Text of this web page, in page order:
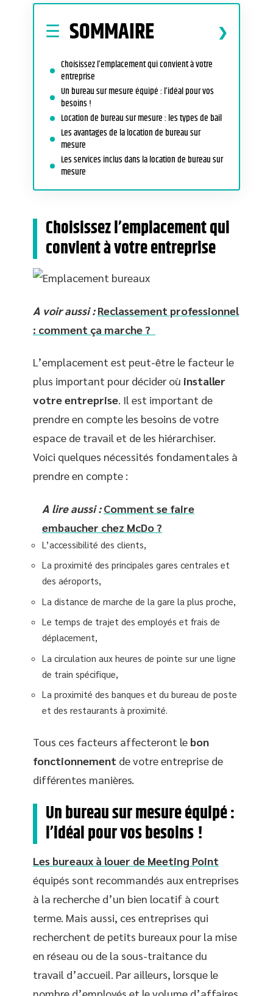
SOMMAIRE
Choisissez l’emplacement qui convient à votre
entreprise
Un bureau sur mesure équipé : l’idéal pour vos
besoins !
Location de bureau sur mesure : les types de bail
Les avantages de la location de bureau sur
mesure
Les services inclus dans la location de bureau sur
mesure
Choisissez l’emplacement qui
convient à votre entreprise
A voir aussi : Reclassement professionnel
: comment ça marche ?
L’emplacement est peut-être le facteur le
plus important pour décider où installer
votre entreprise. Il est important de
prendre en compte les besoins de votre
espace de travail et de les hiérarchiser.
Voici quelques nécessités fondamentales à
prendre en compte :
A lire aussi : Comment se faire
embaucher chez McDo ?
L’accessibilité des clients,
La proximité des principales gares centrales et
des aéroports,
La distance de marche de la gare la plus proche,
Le temps de trajet des employés et frais de
déplacement,
La circulation aux heures de pointe sur une ligne
de train spécifique,
La proximité des banques et du bureau de poste
et des restaurants à proximité.
Tous ces facteurs affecteront le bon
fonctionnement de votre entreprise de
différentes manières.
Un bureau sur mesure équipé :
l’idéal pour vos besoins !
Les bureaux à louer de Meeting Point
équipés sont recommandés aux entreprises
à la recherche d’un bien locatif à court
terme. Mais aussi, ces entreprises qui
recherchent de petits bureaux pour la mise
en réseau ou de la sous-traitance du
travail d’accueil. Par ailleurs, lorsque le
nombre d’employés et le volume d’affaires